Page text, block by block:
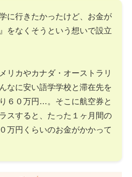
に行きたかったけど、お金が
をなくそうという想いで設立
リカやカナダ・オーストラリ
なに安い語学学校と滞在先を
６０万円…。そこに航空券と
スすると、たった１ヶ月間の
万円くらいのお金がかかって